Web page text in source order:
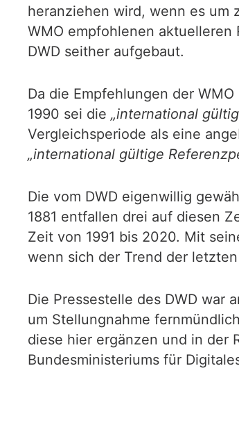
heranziehen wird, wenn es um
WMO empfohlenen aktuelleren
DWD seither aufgebaut.
Da die Empfehlungen der
1990 sei die „international
Vergleichsperiode als eine
„international gültige
Die vom DWD eigenwillig
1881 entfallen drei auf diesen
Zeit von 1991 bis 2020. Mit
wenn sich der Trend der
Die Pressestelle des DWD war
um Stellungnahme
diese hier ergänzen und in der
Bundesministeriums für